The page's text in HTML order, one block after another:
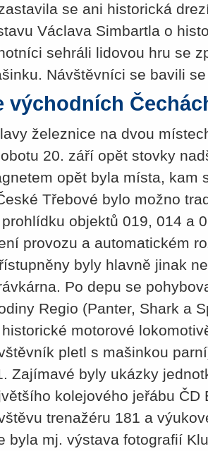
se ani historická
Václava Simbartla o
sehráli lidovou hru se
Návštěvníci se bavili
východních
železnice na dvou
20. září opět stovky
opět byla místa, kam
Třebové bylo možno
objektů 019, 014 a
provozu a automatickém
byly hlavně jinak
Po depu se
Regio (Panter, Shark a
motorové
pletl s mašinkou
Zajímavé byly ukázky
kolejového jeřábu ČD
trenažéru 181 a
byla mj. výstava fotografií